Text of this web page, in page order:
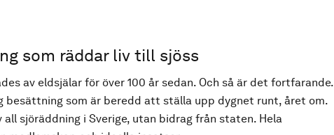
som räddar liv till sjöss
av eldsjälar för över 100 år sedan. Och så är det fortfarande.
besättning som är beredd att ställa upp dygnet runt, året om.
sjöräddning i Sverige, utan bidrag från staten. Hela